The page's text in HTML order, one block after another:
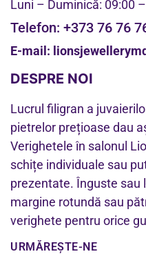
Luni – Duminică: 09:00
Telefon: +373 76 76
E-mail:
DESPRE NOI
Lucrul filigran a
pietrelor prețioase dau
Verighetele în salonul
schițe individuale sau
prezentate. Înguste sau
margine rotundă sau
verighete pentru orice
URMĂREȘTE-NE